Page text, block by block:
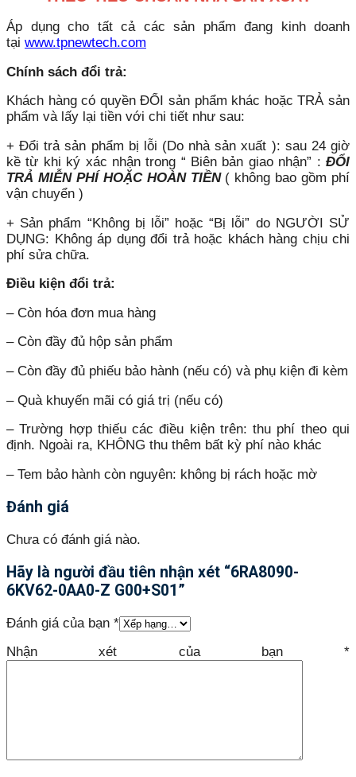
Áp dụng cho tất cả các sản phẩm đang kinh doanh
tại www.tpnewtech.com
Chính sách đổi trả:
Khách hàng có quyền ĐỔI sản phẩm khác hoặc TRẢ sản
phẩm và lấy lại tiền với chi tiết như sau:
+ Đổi trả sản phẩm bị lỗi (Do nhà sản xuất ): sau 24 giờ
kề từ khi ký xác nhận trong “ Biên bản giao nhận” : ĐỔI
TRẢ MIỄN PHÍ HOẶC HOÀN TIỀN( không bao gồm phí
vận chuyển )
+ Sản phẩm “Không bị lỗi” hoặc “Bị lỗi” do NGƯỜI SỬ
DỤNG: Không áp dụng đổi trả hoặc khách hàng chịu chi
phí sửa chữa.
Điều kiện đổi trả:
– Còn hóa đơn mua hàng
– Còn đầy đủ hộp sản phẩm
– Còn đầy đủ phiếu bảo hành (nếu có) và phụ kiện đi kèm
– Quà khuyến mãi có giá trị (nếu có)
– Trường hợp thiếu các điều kiện trên: thu phí theo qui
định. Ngoài ra, KHÔNG thu thêm bất kỳ phí nào khác
– Tem bảo hành còn nguyên: không bị rách hoặc mờ
Đánh giá
Chưa có đánh giá nào.
Hãy là người đầu tiên nhận xét “6RA8090-
6KV62-0AA0-Z G00+S01”
Đánh giá của bạn *
Nhận xét của bạn *